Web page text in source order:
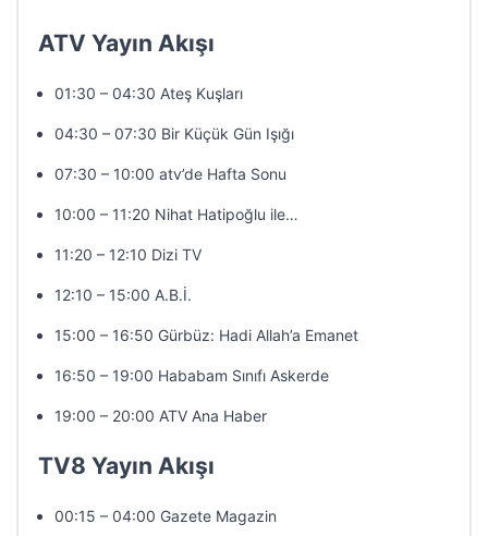
ATV Yayın Akışı
01:30 – 04:30 Ateş Kuşları
04:30 – 07:30 Bir Küçük Gün Işığı
07:30 – 10:00 atv’de Hafta Sonu
10:00 – 11:20 Nihat Hatipoğlu ile…
11:20 – 12:10 Dizi TV
12:10 – 15:00 A.B.İ.
15:00 – 16:50 Gürbüz: Hadi Allah’a Emanet
16:50 – 19:00 Hababam Sınıfı Askerde
19:00 – 20:00 ATV Ana Haber
TV8 Yayın Akışı
00:15 – 04:00 Gazete Magazin